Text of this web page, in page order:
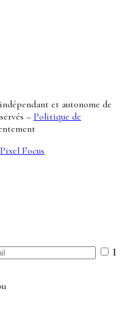
et autonome de
– Politique de
Pixel Focus
I